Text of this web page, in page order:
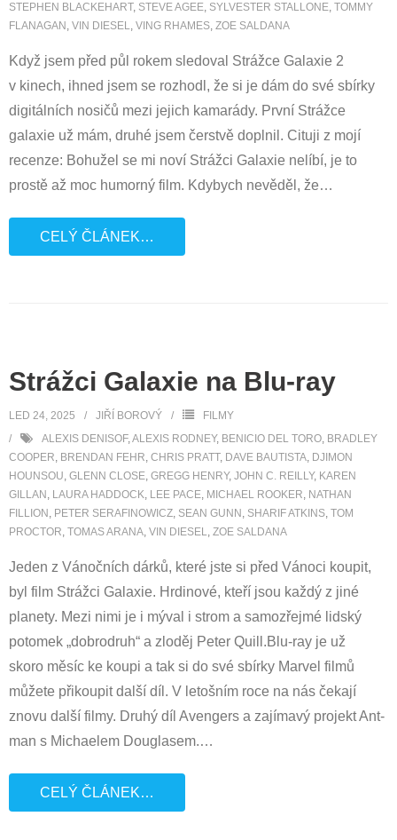
STEPHEN BLACKEHART, STEVE AGEE, SYLVESTER STALLONE, TOMMY
FLANAGAN , VIN DIESEL, VING RHAMES, ZOE SALDANA
Když jsem před půl rokem sledoval Strážce Galaxie 2
v kinech, ihned jsem se rozhodl, že si je dám do své sbírky
digitálních nosičů mezi jejich kamarády. První Strážce
galaxie už mám, druhé jsem čerstvě doplnil. Cituji z mojí
recenze: Bohužel se mi noví Strážci Galaxie nelíbí, je to
prostě až moc humorný film. Kdybych nevěděl, že…
CELÝ ČLÁNEK…
Strážci Galaxie na Blu-ray
LED 24, 2025 JIŘÍ BOROVÝ
FILMY
ALEXIS DENISOF,ALEXIS RODNEY, BENICIO DEL TORO, BRADLEY
COOPER, BRENDAN FEHR, CHRIS PRATT, DAVE BAUTISTA, DJIMON
HOUNSOU, GLENN CLOSE, GREGG HENRY, JOHN C. REILLY, KAREN
GILLAN , LAURA HADDOCK, LEE PACE, MICHAEL ROOKER, NATHAN
FILLION , PETER SERAFINOWICZ, SEAN GUNN , SHARIF ATKINS, TOM
PROCTOR, TOMAS ARANA, VIN DIESEL, ZOE SALDANA
Jeden z Vánočních dárků, které jste si před Vánoci koupit,
byl film Strážci Galaxie. Hrdinové, kteří jsou každý z jiné
planety. Mezi nimi je i mýval i strom a samozřejmé lidský
potomek „dobrodruh“ a zloděj Peter Quill.Blu-ray je už
skoro měsíc ke koupi a tak si do své sbírky Marvel filmů
můžete přikoupit další díl. V letošním roce na nás čekají
znovu další filmy. Druhý díl Avengers a zajímavý projekt Ant-
man s Michaelem Douglasem.…
CELÝ ČLÁNEK…